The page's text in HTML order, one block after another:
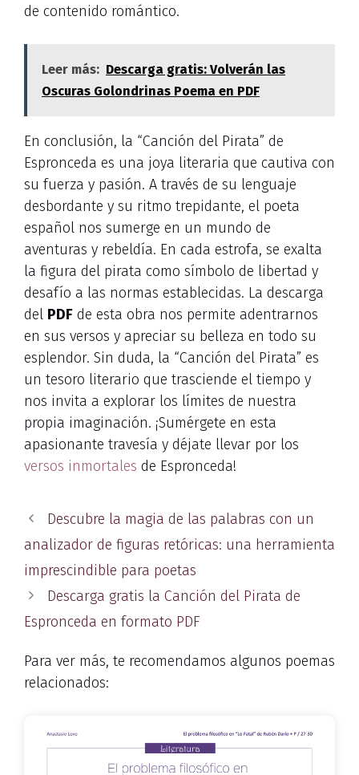
de contenido romántico.
Leer más: Descarga gratis: Volverán las
Oscuras Golondrinas Poema en PDF
En conclusión, la “Canción del Pirata” de
Espronceda es una joya literaria que cautiva con
su fuerza y pasión. A través de su lenguaje
desbordante y su ritmo trepidante, el poeta
español nos sumerge en un mundo de
aventuras y rebeldía. En cada estrofa, se exalta
la figura del pirata como símbolo de libertad y
desafío a las normas establecidas. La descarga
del PDF de esta obra nos permite adentrarnos
en sus versos y apreciar su belleza en todo su
esplendor. Sin duda, la “Canción del Pirata” es
un tesoro literario que trasciende el tiempo y
nos invita a explorar los límites de nuestra
propia imaginación. ¡Sumérgete en esta
apasionante travesía y déjate llevar por los
versos inmortales de Espronceda!
Descubre la magia de las palabras con un
analizador de figuras retóricas: una herramienta
imprescindible para poetas
Descarga gratis la Canción del Pirata de
Espronceda en formato PDF
Para ver más, te recomendamos algunos poemas
relacionados: